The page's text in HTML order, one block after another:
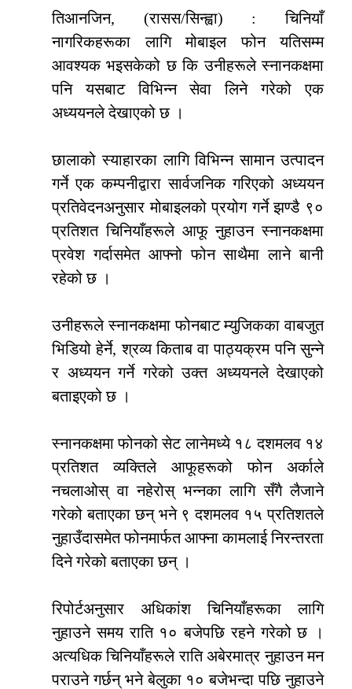
तिआनजिन, (रासस/सिन्ह्वा) : चिनियाँ
नागरिकहरूका लागि मोबाइल फोन यतिसम्म
आवश्यक भइसकेको छ कि उनीहरूले स्नानकक्षमा
पनि यसबाट विभिन्न सेवा लिने गरेको एक
अध्ययनले देखाएको छ ।
छालाको स्याहारका लागि विभिन्न सामान उत्पादन
गर्ने एक कम्पनीद्वारा सार्वजनिक गरिएको अध्ययन
प्रतिवेदनअनुसार मोबाइलको प्रयोग गर्ने झण्डै ९०
प्रतिशत चिनियाँहरूले आफू नुहाउन स्नानकक्षमा
प्रवेश गर्दासमेत आफ्नो फोन साथैमा लाने बानी
रहेको छ ।
उनीहरूले स्नानकक्षमा फोनबाट म्युजिकका वाबजुत
भिडियो हेर्ने, श्रव्य किताब वा पाठ्यक्रम पनि सुन्ने
र अध्ययन गर्ने गरेको उक्त अध्ययनले देखाएको
बताइएको छ ।
स्नानकक्षमा फोनको सेट लानेमध्ये १८ दशमलव १४
प्रतिशत व्यक्तिले आफूहरूको फोन अर्काले
नचलाओस् वा नहेरोस् भन्नका लागि सँगै लैजाने
गरेको बताएका छन् भने ९ दशमलव १५ प्रतिशतले
नुहाउँदासमेत फोनमार्फत आफ्ना कामलाई निरन्तरता
दिने गरेको बताएका छन् ।
रिपोर्टअनुसार अधिकांश चिनियाँहरूका लागि
नुहाउने समय राति १० बजेपछि रहने गरेको छ ।
अत्यधिक चिनियाँहरूले राति अबेरमात्र नुहाउन मन
पराउने गर्छन् भने बेलुका १० बजेभन्दा पछि नुहाउने